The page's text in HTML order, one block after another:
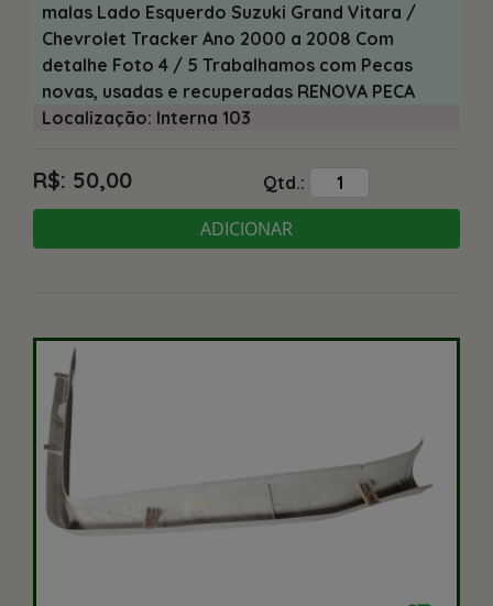
malas Lado Esquerdo Suzuki Grand Vitara /
Chevrolet Tracker Ano 2000 a 2008 Com
detalhe Foto 4 / 5 Trabalhamos com Pecas
novas, usadas e recuperadas RENOVA PECA
Localização: Interna 103
R$: 50,00 Qtd.:
ADICIONAR